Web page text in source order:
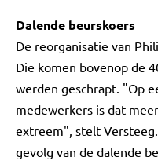
Dalende beurskoers
De reorganisatie van
Die komen bovenop de
werden geschrapt. "Op
medewerkers is dat
extreem", stelt
gevolg van de dalende